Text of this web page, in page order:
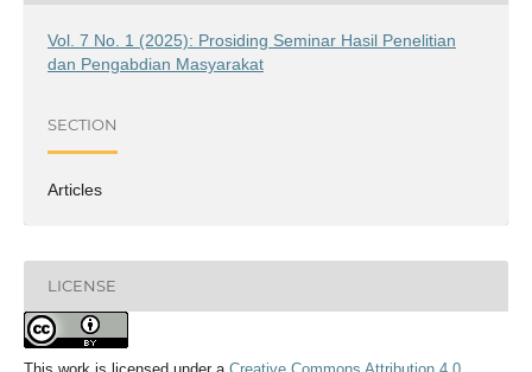
Vol. 7 No. 1 (2025): Prosiding Seminar Hasil Penelitian
dan Pengabdian Masyarakat
SECTION
Articles
LICENSE